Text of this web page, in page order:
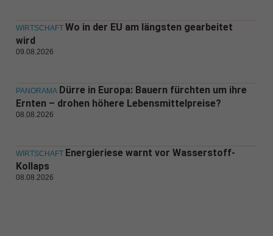
WIRTSCHAFT Wo in der EU am längsten gearbeitet
wird
09.08.2026
PANORAMA Dürre in Europa: Bauern fürchten um ihre
Ernten – drohen höhere Lebensmittelpreise?
08.08.2026
WIRTSCHAFT Energieriese warnt vor Wasserstoff-
Kollaps
08.08.2026